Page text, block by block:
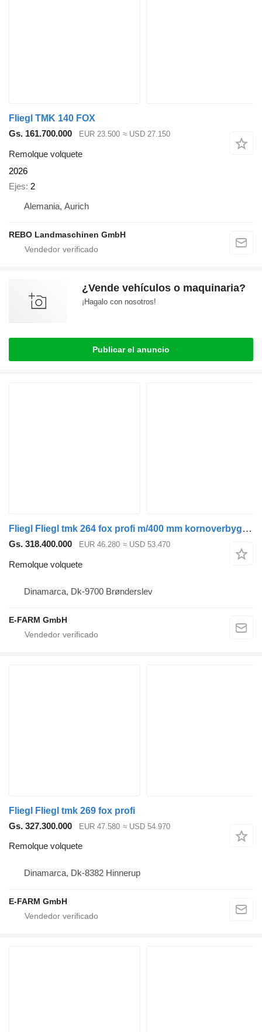
Fliegl TMK 140 FOX
Gs. 161.700.000
EUR 23.500 ≈ USD 27.150
Remolque volquete
2026
Ejes 2
Alemania, Aurich
REBO Landmaschinen GmbH
¿Vende vehículos o maquinaria?
¡Hagalo con nosotros!
Publicar el anuncio
Fliegl Fliegl tmk 264 fox profi m/400 mm kornoverbygning
Gs. 318.400.000 EUR 46.280 ≈ USD 53.470
Remolque volquete
Dinamarca, Dk-9700 Brønderslev
E-FARM GmbH
Fliegl Fliegl tmk 269 fox profi
Gs. 327.300.000
EUR 47.580 ≈ USD 54.970
Remolque volquete
Dinamarca, Dk-8382 Hinnerup
E-FARM GmbH